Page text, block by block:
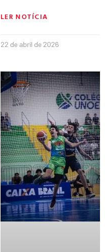
LER NOTÍCIA
22 de abril de 2026